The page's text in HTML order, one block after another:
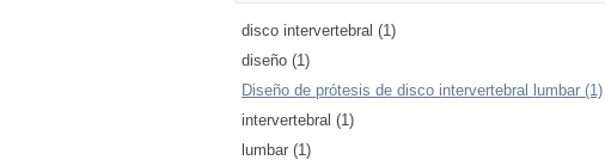
disco intervertebral (1)
diseño (1)
Diseño de prótesis de disco intervertebral lumbar (1)
intervertebral (1)
lumbar (1)